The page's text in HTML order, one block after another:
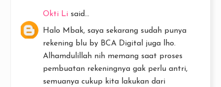
Okti Li said...
Halo Mbak, saya sekarang sudah punya
rekening blu by BCA Digital juga lho.
Alhamdulillah nih memang saat proses
pembuatan rekeningnya gak perlu antri,
semuanya cukup kita lakukan dari